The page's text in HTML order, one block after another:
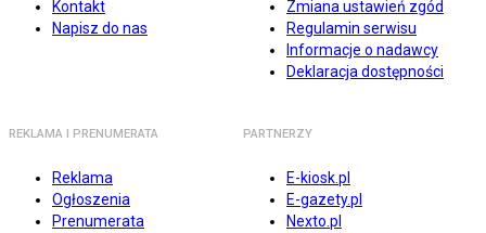
Kontakt
Napisz do nas
Zmiana ustawień zgód
Regulamin serwisu
Informacje o nadawcy
Deklaracja dostępności
REKLAMA I PRENUMERATA
Reklama
Ogłoszenia
Prenumerata
PARTNERZY
E-kiosk.pl
E-gazety.pl
Nexto.pl